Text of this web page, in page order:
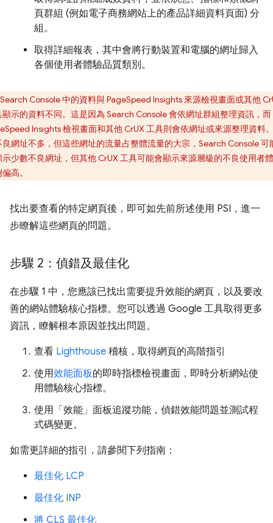
頁群組 (例如電子商務網站上的產品詳細資料頁面) 分
組。
取得詳細報表，其中會將行動裝置和電腦的網址歸入
各個使用者體驗品質類別。
Search Console 中的資料與 PageSpeed Insights 來源檢視畫面或其他
顯示的資料不同。這是因為 Search Console 會依網址群組整理資訊，而
Insights 檢視畫面和其他 CrUX 工具則會依網址或來源整理資料
良網址不多，但這些網址的流量占整體流量的大宗，Search Console 可
示少數不良網址，但其他 CrUX 工具可能會顯示來源層級的不良使用者
高。
找出要查看的特定網頁後，即可如先前所述使用 PSI，進一
步瞭解這些網頁的問題。
步驟 2：偵錯及最佳化
在步驟 1 中，您應該已找出需要提升效能的網頁，以及要改
善的網站體驗核心指標。您可以透過 Google 工具取得更多
資訊，瞭解根本原因並找出問題。
查看 Lighthouse 稽核，取得網頁的高階指引
使用效能面板的即時指標檢視畫面，即時分析網站使
用體驗核心指標。
使用「效能」面板追蹤功能，偵錯效能問題並測試程
式碼變更。
如需更詳細的指引，請參閱下列指南：
最佳化 LCP
最佳化 INP
將 CLS 最佳化